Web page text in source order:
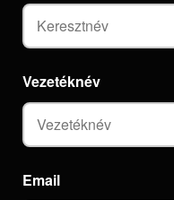
Email
Vezetéknév